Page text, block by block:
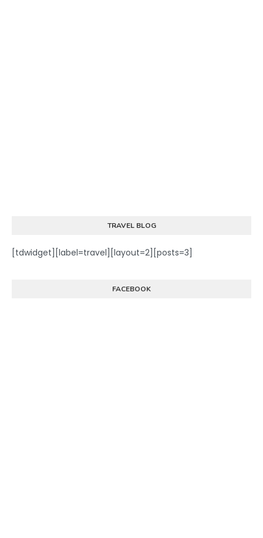
TRAVEL BLOG
[tdwidget][label=travel][layout=2][posts=3]
FACEBOOK